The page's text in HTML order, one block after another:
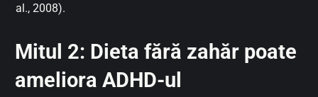
al., 2008).
Mitul 2: Dieta fără zahăr poate
ameliora ADHD-ul